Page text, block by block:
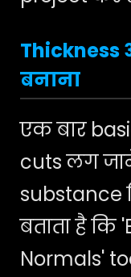
Thickness
बनाना
एक बार
cuts लग
substance
बताता है कि
Normals'